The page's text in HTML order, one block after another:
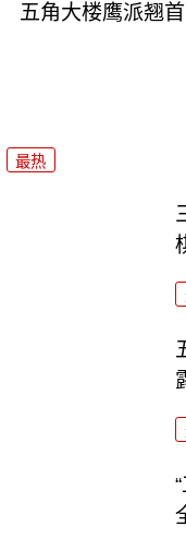
五角大楼鹰派翘
最热